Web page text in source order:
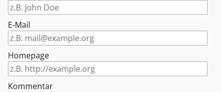
E-Mail
Homepage
Kommentar